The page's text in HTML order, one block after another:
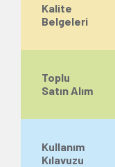
Kalite
Belgeleri
Toplu
Satın Alım
Kullanım
Kılavuzu